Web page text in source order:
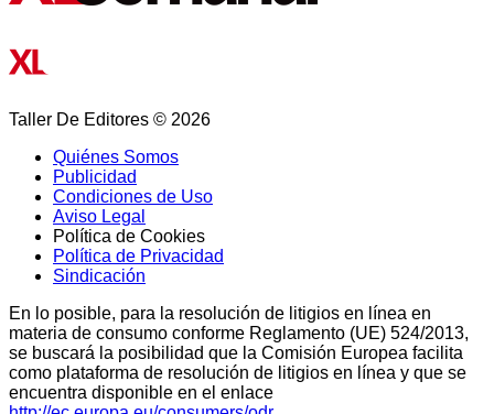
Taller De Editores © 2026
Quiénes Somos
Publicidad
Condiciones de Uso
Aviso Legal
Política de Cookies
Política de Privacidad
Sindicación
En lo posible, para la resolución de litigios en línea en
materia de consumo conforme Reglamento (UE) 524/2013,
se buscará la posibilidad que la Comisión Europea facilita
como plataforma de resolución de litigios en línea y que se
encuentra disponible en el enlace